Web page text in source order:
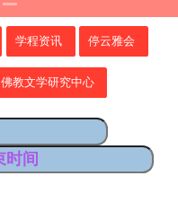
学程资讯 停云雅会
佛教文学研究中心